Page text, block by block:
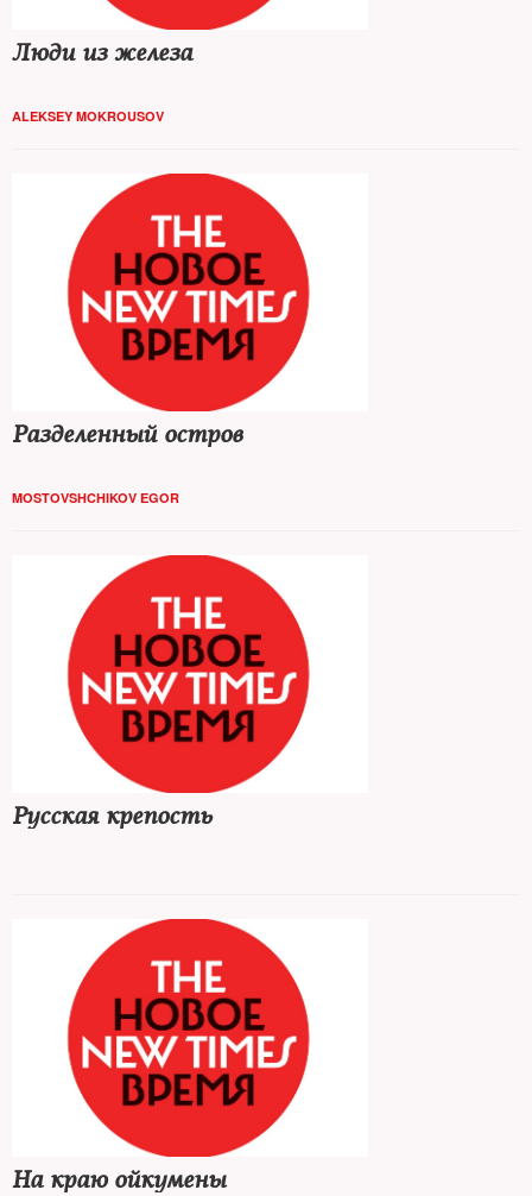
Люди из железа
ALEKSEY MOKROUSOV
Разделенный остров
MOSTOVSHCHIKOV EGOR
Русская крепость
На краю ойкумены